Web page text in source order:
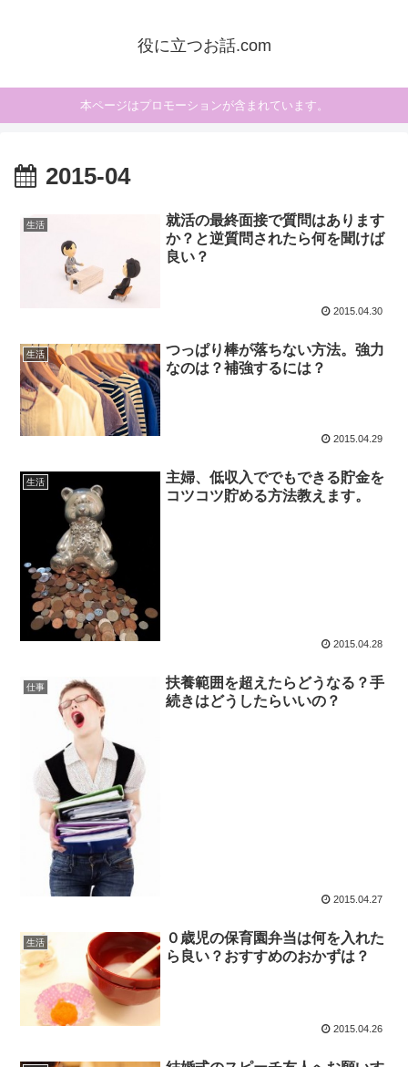
役に立つお話.com
本ページはプロモーションが含まれています。
2015-04
生活
就活の最終面接で質問はあります
か？と逆質問されたら何を聞けば
良い？
2015.04.30
生活
つっぱり棒が落ちない方法。強力
なのは？補強するには？
2015.04.29
生活
主婦、低収入ででもできる貯金を
コツコツ貯める方法教えます。
2015.04.28
仕事
扶養範囲を超えたらどうなる？手
続きはどうしたらいいの？
2015.04.27
生活
０歳児の保育園弁当は何を入れた
ら良い？おすすめのおかずは？
2015.04.26